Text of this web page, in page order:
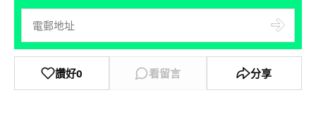
讚好0 看留言 分享